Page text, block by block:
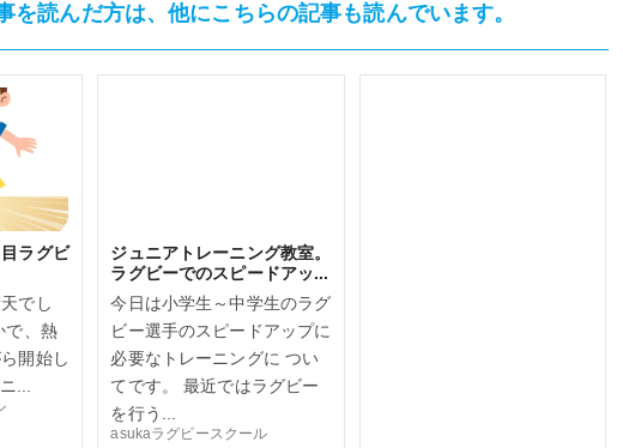
を読んだ方は、他にこちらの記事も読んでいます。
ラグビ
でし
で、熱
開始し
...
ジュニアトレーニング教室。
ラグビーでのスピードアッ...
今日は小学生～中学生のラグ
ビー選手のスピードアップに
必要なトレーニングに つい
てです。 最近ではラグビー
を行う...
asukaラグビースクール